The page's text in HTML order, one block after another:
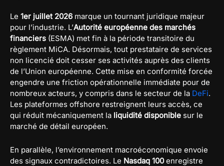
Le 1er juillet 2026 marque un tournant juridique majeur
pour l’industrie. L’Autorité européenne des marchés
financiers (ESMA) met fin à la période transitoire du
règlement MiCA. Désormais, tout prestataire de services
non licencié doit cesser ses activités auprès des clients
de l’Union européenne. Cette mise en conformité forcée
engendre une friction opérationnelle immédiate pour de
nombreux acteurs, y compris dans le secteur de la DeFi.
Les plateformes offshore restreignent leurs accès, ce
qui réduit mécaniquement la liquidité disponible sur le
marché de détail européen.
En parallèle, l’environnement macroéconomique envoie
des signaux contradictoires. Le Nasdaq 100enregistre